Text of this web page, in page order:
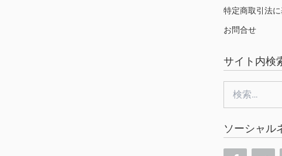
特定商取引法
お問合せ
サイト内検
索:
ソーシャル